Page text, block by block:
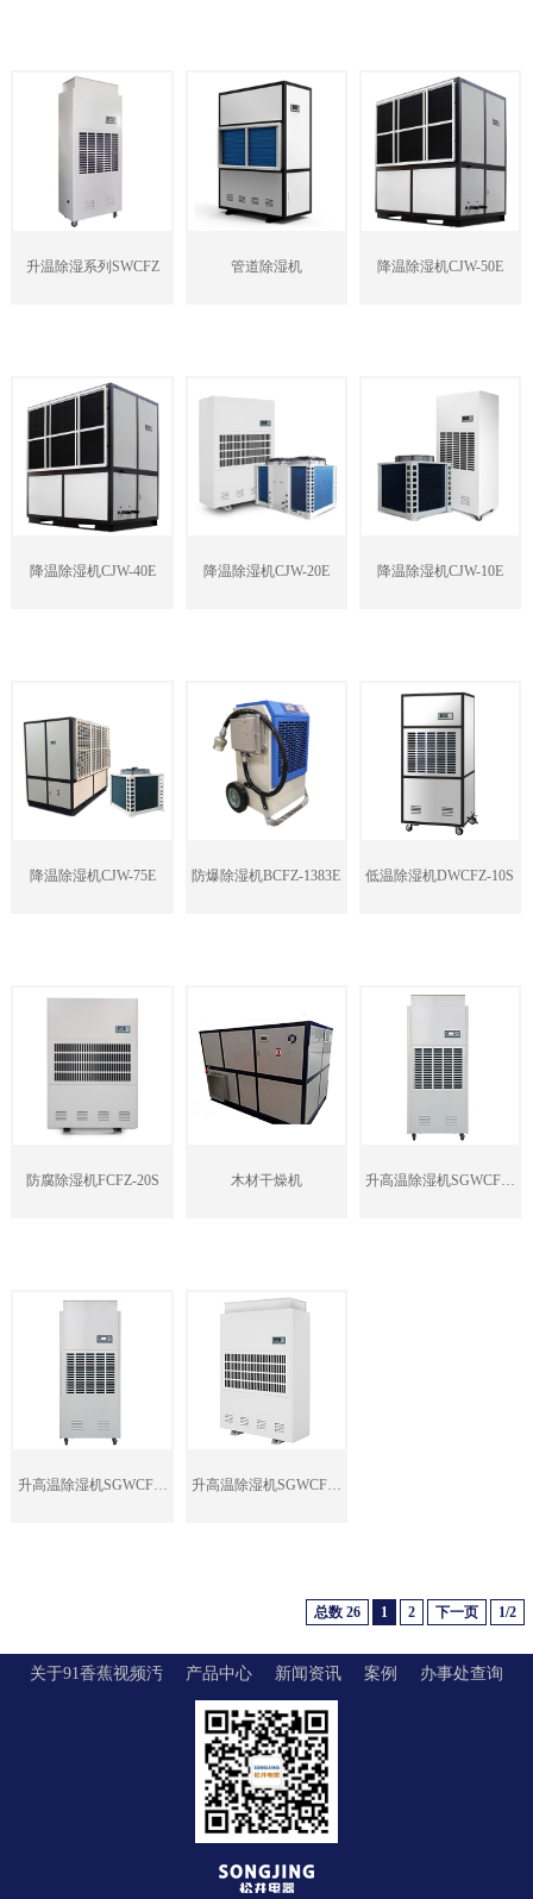
升温除湿系列SWCFZ 管道除湿机 降温除湿机CJW-50E
降温除湿机CJW-40E 降温除湿机CJW-20E 降温除湿机CJW-10E
降温除湿机CJW-75E 防爆除湿机BCFZ-1383E 低温除湿机DWCFZ-10S
防腐除湿机FCFZ-20S 木材干燥机 升高温除湿机SGWCFZ-
升高温除湿机SGWCFZ- 升高温除湿机SGWCFZ-
总数 26 1 2 下一页 1/2
关于91香蕉视频汚 产品中心 新闻资讯 案例 办事处查询